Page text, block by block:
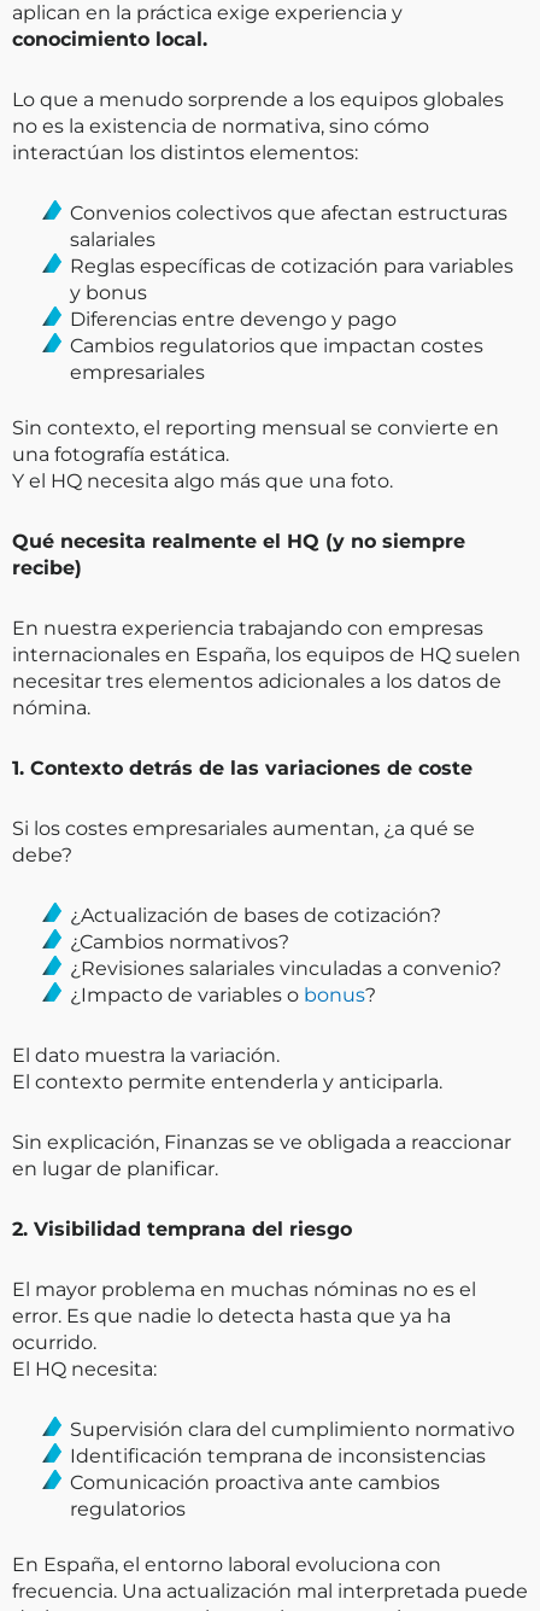
aplican en la práctica exige experiencia y
conocimiento local.
Lo que a menudo sorprende a los equipos globales
no es la existencia de normativa, sino cómo
interactúan los distintos elementos:
Convenios colectivos que afectan estructuras
salariales
Reglas específicas de cotización para variables
y bonus
Diferencias entre devengo y pago
Cambios regulatorios que impactan costes
empresariales
Sin contexto, el reporting mensual se convierte en
una fotografía estática.
Y el HQ necesita algo más que una foto.
Qué necesita realmente el HQ (y no siempre
recibe)
En nuestra experiencia trabajando con empresas
internacionales en España, los equipos de HQ suelen
necesitar tres elementos adicionales a los datos de
nómina.
1. Contexto detrás de las variaciones de coste
Si los costes empresariales aumentan, ¿a qué se
debe?
¿Actualización de bases de cotización?
¿Cambios normativos?
¿Revisiones salariales vinculadas a convenio?
¿Impacto de variables o bonus?
El dato muestra la variación.
El contexto permite entenderla y anticiparla.
Sin explicación, Finanzas se ve obligada a reaccionar
en lugar de planificar.
2. Visibilidad temprana del riesgo
El mayor problema en muchas nóminas no es el
error. Es que nadie lo detecta hasta que ya ha
ocurrido.
El HQ necesita:
Supervisión clara del cumplimiento normativo
Identificación temprana de inconsistencias
Comunicación proactiva ante cambios
regulatorios
En España, el entorno laboral evoluciona con
frecuencia. Una actualización mal interpretada puede